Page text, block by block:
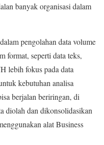
banyak organisasi dalam
pengolahan data volume
format, seperti data teks,
lebih fokus pada data
kebutuhan analisa
berjalan beriringan, di
diolah dan dikonsolidasikan
alat Business